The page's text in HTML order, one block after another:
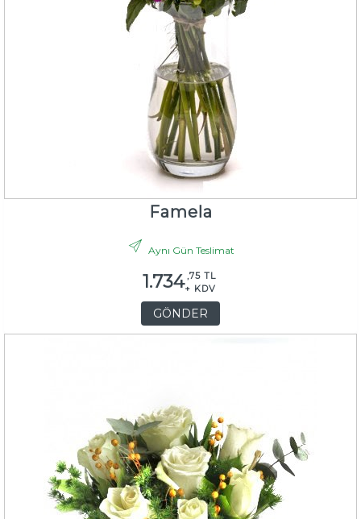
Famela
Aynı Gün Teslimat
1.734 ,75 TL
+ KDV
GÖNDER